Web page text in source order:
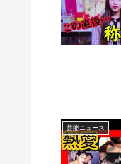
芸能ニュース